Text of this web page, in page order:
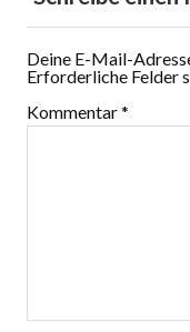
Deine E-Mail-
Erforderliche Felder
Kommentar*